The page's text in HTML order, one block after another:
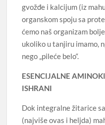
gvožđe i kalcijum (iz
organskom spoju sa
ćemo naš organizam
ukoliko u tanjiru imamo,
nego „pileće belo“.
ESENCIJALNE
ISHRANI
Dok integralne žitarice
(najviše ovas i heljda)